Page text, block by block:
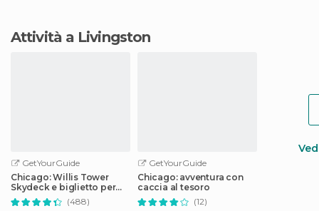
Attività a Livingston
GetYourGuide
Chicago: Willis Tower
Skydeck e biglietto per
The Ledge
(488)
GetYourGuide
Chicago: avventura con
caccia al tesoro
(12)